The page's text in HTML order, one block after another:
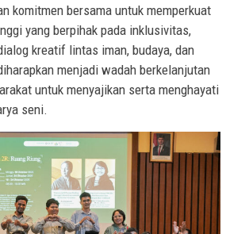
komitmen bersama untuk memperkuat
yang berpihak pada inklusivitas,
kreatif lintas iman, budaya, dan
menjadi wadah berkelanjutan
untuk menyajikan serta menghayati
seni.